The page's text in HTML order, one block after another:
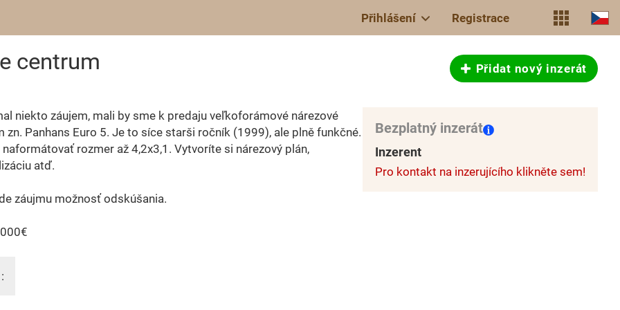
Přihlášení Registrace
centrum Přidat nový inzerát
niekto záujem, mali by sme k predaju veľkoforámové nárezové
zn. Panhans Euro 5. Je to síce starši ročník (1999), ale plně funkčné.
naformátovať rozmer až 4,2x3,1. Vytvoríte si nárezový plán,
atď.
záujmu možnosť odskúšania.
Bezplatný inzerát
Inzerent
Pro kontakt na inzerujícího klikněte sem!